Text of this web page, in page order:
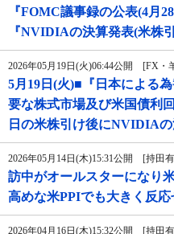
『FOMC議事録の公表(4月
『NVIDIAの決算発表(米株
2026年05月19日(火)06:44公開 [FX・
5月19日(火)■『日本による
要な株式市場及び米国債利
日の米株引け後にNVIDIA
2026年05月14日(木)15:31公開 [持田
訪中がオールスターになり
高めな米PPIでも大きく反応
2026年04月16日(木)15:32公開 [持田